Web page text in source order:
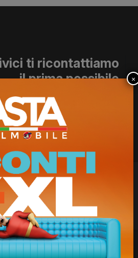
ti ricontattiamo
il prima possibile
Asta del Mobile un team di
progetti personalizzati,
ed esperienza. L’ampia
e la modularità delle soluzioni
a esigenze diverse, con
al servizio.
×